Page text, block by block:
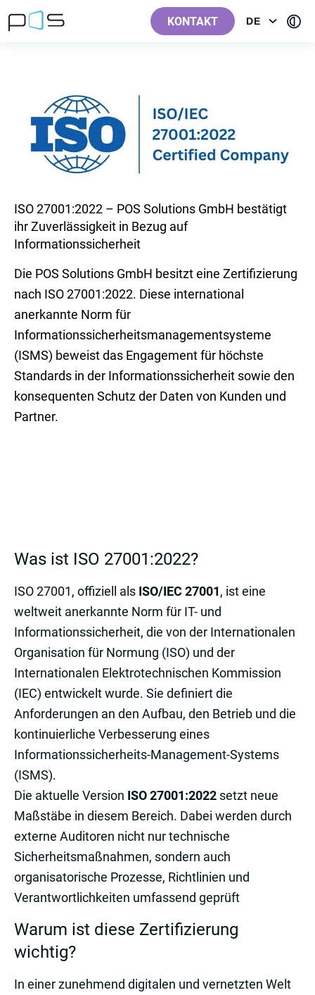
AT]
AT]
AT]
KONTAKT DE
OPEN
AT]
ISO 27001:2022 – POS Solutions GmbH bestätigt
ihr Zuverlässigkeit in Bezug auf
Informationssicherheit
Die POS Solutions GmbH besitzt eine Zertifizierung
nach ISO 27001:2022. Diese international
anerkannte Norm für
Informationssicherheitsmanagementsysteme
(ISMS) beweist das Engagement für höchste
Standards in der Informationssicherheit sowie den
konsequenten Schutz der Daten von Kunden und
Partner.
Was ist ISO 27001:2022?
ISO 27001, offiziell als ISO/IEC 27001, ist eine
weltweit anerkannte Norm für IT- und
Informationssicherheit, die von der Internationalen
Organisation für Normung (ISO) und der
Internationalen Elektrotechnischen Kommission
(IEC) entwickelt wurde. Sie definiert die
Anforderungen an den Aufbau, den Betrieb und die
kontinuierliche Verbesserung eines
Informationssicherheits-Management-Systems
(ISMS).
Die aktuelle Version ISO 27001:2022 setzt neue
Maßstäbe in diesem Bereich. Dabei werden durch
externe Auditoren nicht nur technische
Sicherheitsmaßnahmen, sondern auch
organisatorische Prozesse, Richtlinien und
Verantwortlichkeiten umfassend geprüft
Warum ist diese Zertifizierung
wichtig?
In einer zunehmend digitalen und vernetzten Welt